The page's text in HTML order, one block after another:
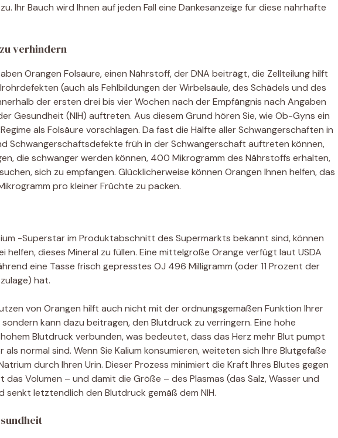
Ihr Bauch wird Ihnen auf jeden Fall eine Dankesanzeige für diese nahrhafte
verhindern
Orangen Folsäure, einen Nährstoff, der DNA beiträgt, die Zellteilung hilft
(auch als Fehlbildungen der Wirbelsäule, des Schädels und des
der ersten drei bis vier Wochen nach der Empfängnis nach Angaben
Gesundheit (NIH) auftreten. Aus diesem Grund hören Sie, wie Ob-Gyns ein
als Folsäure vorschlagen. Da fast die Hälfte aller Schwangerschaften in
Schwangerschaftsdefekte früh in der Schwangerschaft auftreten können,
die schwanger werden können, 400 Mikrogramm des Nährstoffs erhalten,
sich zu empfangen. Glücklicherweise können Orangen Ihnen helfen, das
pro kleiner Früchte zu packen.
-Superstar im Produktabschnitt des Supermarkts bekannt sind, können
helfen, dieses Mineral zu füllen. Eine mittelgroße Orange verfügt laut USDA
eine Tasse frisch gepresstes OJ 496 Milligramm (oder 11 Prozent der
hat.
von Orangen hilft auch nicht mit der ordnungsgemäßen Funktion Ihrer
sondern kann dazu beitragen, den Blutdruck zu verringern. Eine hohe
Blutdruck verbunden, was bedeutet, dass das Herz mehr Blut pumpt
normal sind. Wenn Sie Kalium konsumieren, weiteten sich Ihre Blutgefäße
durch Ihren Urin. Dieser Prozess minimiert die Kraft Ihres Blutes gegen
Volumen – und damit die Größe – des Plasmas (das Salz, Wasser und
senkt letztendlich den Blutdruck gemäß dem NIH.